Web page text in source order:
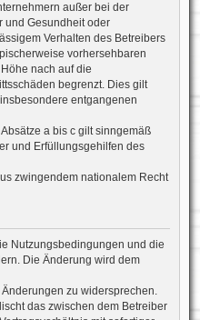
außer bei der
und Gesundheit oder
Verhalten des Betreibers
vorhersehbaren
nach auf die
begrenzt. Dies gilt
entgangenen
a bis c gilt sinngemäß
und Erfüllungsgehilfen des
zwingendem nationalem Recht
Nutzungsbedingungen und die
Die Änderung wird dem
zu widersprechen.
das zwischen dem Betreiber